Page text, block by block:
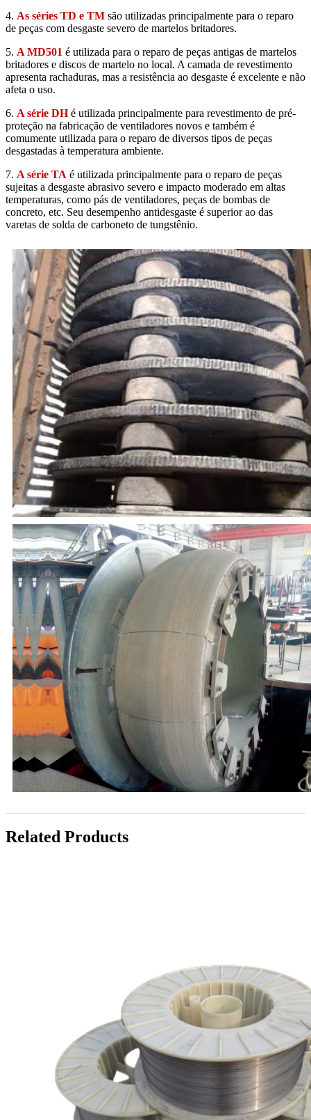
4. As séries TD e TM são utilizadas principalmente para o reparo
de peças com desgaste severo de martelos britadores.
5. A MD501 é utilizada para o reparo de peças antigas de martelos
britadores e discos de martelo no local. A camada de revestimento
apresenta rachaduras, mas a resistência ao desgaste é excelente e não
afeta o uso.
6. A série DHé utilizada principalmente para revestimento de pré-
proteção na fabricação de ventiladores novos e também é
comumente utilizada para o reparo de diversos tipos de peças
desgastadas à temperatura ambiente.
7. A série TA é utilizada principalmente para o reparo de peças
sujeitas a desgaste abrasivo severo e impacto moderado em altas
temperaturas, como pás de ventiladores, peças de bombas de
concreto, etc. Seu desempenho antidesgaste é superior ao das
varetas de solda de carboneto de tungstênio.
Related Products